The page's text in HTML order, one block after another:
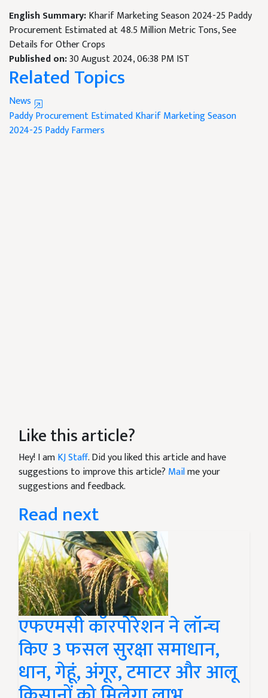
English Summary:Kharif Marketing Season 2024-25 Paddy
Procurement Estimated at 48.5 Million Metric Tons, See
Details for Other Crops
Published on:30 August 2024, 06:38 PM IST
Related Topics
News
Paddy Procurement EstimatedKharif Marketing Season
2024-25Paddy Farmers
Like this article?
Hey! I amKJ Staff. Did you liked this article and have
suggestions to improve this article? Mailme your
suggestions and feedback.
Read next
एफएमसी कॉरपोरेशन ने लॉन्च
किए 3 फसल सुरक्षा समाधान,
धान, गेहूं, अंगूर, टमाटर और आलू